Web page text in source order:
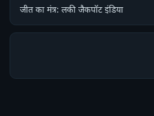
जीत का मंत्र: लकी जैकपॉट इंडिया